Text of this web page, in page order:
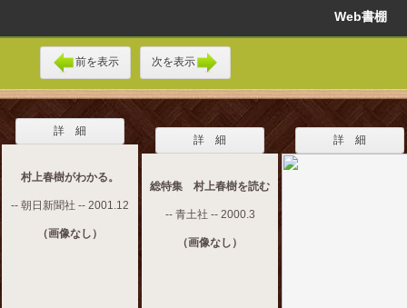
Web書棚
前を表示 次を表示
詳 細
村上春樹がわかる。
-- 朝日新聞社 -- 2001.12
（画像なし）
詳 細
総特集 村上春樹を読む
-- 青土社 -- 2000.3
（画像なし）
詳 細